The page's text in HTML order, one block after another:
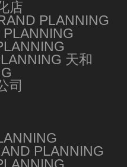
店
PLANNING
天和
司
PLANNING